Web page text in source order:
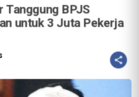
Tanggung BPJS
untuk 3 Juta Pekerja